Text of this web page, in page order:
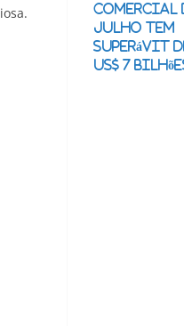
comercial
julho tem
superávit
US$ 7